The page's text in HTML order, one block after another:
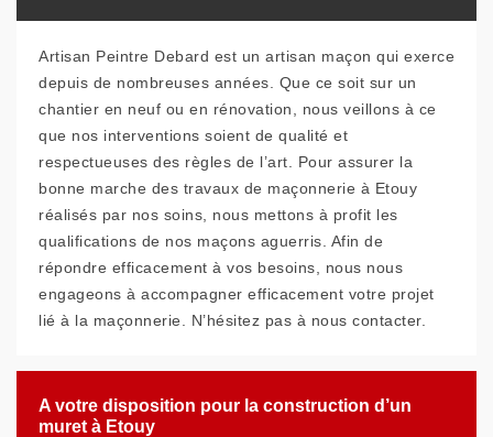
Artisan Peintre Debard est un artisan maçon qui exerce
depuis de nombreuses années. Que ce soit sur un
chantier en neuf ou en rénovation, nous veillons à ce
que nos interventions soient de qualité et
respectueuses des règles de l’art. Pour assurer la
bonne marche des travaux de maçonnerie à Etouy
réalisés par nos soins, nous mettons à profit les
qualifications de nos maçons aguerris. Afin de
répondre efficacement à vos besoins, nous nous
engageons à accompagner efficacement votre projet
lié à la maçonnerie. N’hésitez pas à nous contacter.
A votre disposition pour la construction d’un
muret à Etouy